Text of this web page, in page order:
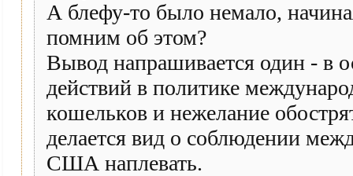
А блефу-то было немало,
помним об этом?
Вывод напрашивается один - в
действий в политике
кошельков и нежелание
делается вид о соблюдении
США наплевать.